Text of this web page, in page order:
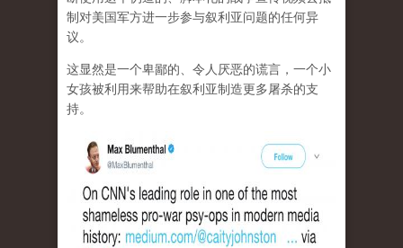
制对美国军方进一步参与叙利亚问题的任何异
议。
这显然是一个卑鄙的、令人厌恶的谎言，一个小
女孩被利用来帮助在叙利亚制造更多屠杀的支
持。